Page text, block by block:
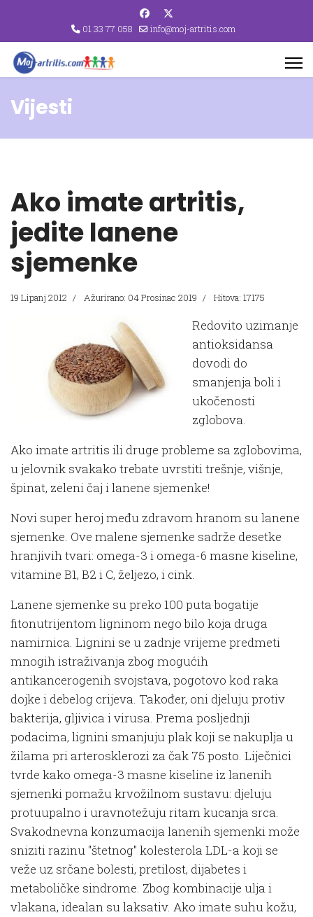
01 33 77 058 info@moj-artritis.com
Vijesti
Ako imate artritis,
jedite lanene
sjemenke
19 Lipanj 2012 Ažurirano: 04 Prosinac 2019 Hitova: 17175
Redovito uzimanje
antioksidansa
dovodi do
smanjenja boli i
ukočenosti
zglobova.
Ako imate artritis ili druge probleme sa zglobovima,
u jelovnik svakako trebate uvrstiti trešnje, višnje,
špinat, zeleni čaj i lanene sjemenke!
Novi super heroj među zdravom hranom su lanene
sjemenke. Ove malene sjemenke sadrže desetke
hranjivih tvari: omega-3 i omega-6 masne kiseline,
vitamine B1, B2 i C, željezo, i cink.
Lanene sjemenke su preko 100 puta bogatije
fitonutrijentom ligninom nego bilo koja druga
namirnica. Lignini se u zadnje vrijeme predmeti
mnogih istraživanja zbog mogućih
antikancerogenih svojstava, pogotovo kod raka
dojke i debelog crijeva. Također, oni djeluju protiv
bakterija, gljivica i virusa. Prema posljednji
podacima, lignini smanjuju plak koji se nakuplja u
žilama pri arterosklerozi za čak 75 posto. Liječnici
tvrde kako omega-3 masne kiseline iz lanenih
sjemenki pomažu krvožilnom sustavu: djeluju
protuupalno i uravnotežuju ritam kucanja srca.
Svakodnevna konzumacija lanenih sjemenki može
sniziti razinu "štetnog" kolesterola LDL-a koji se
veže uz srčane bolesti, pretilost, dijabetes i
metaboličke sindrome. Zbog kombinacije ulja i
vlakana, idealan su laksativ. Ako imate suhu kožu,